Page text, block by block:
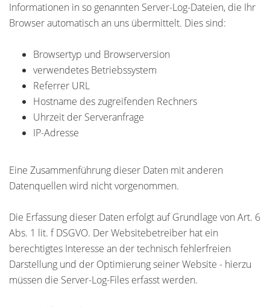
Informationen in so genannten Server-Log-Dateien, die Ihr
Browser automatisch an uns übermittelt. Dies sind:
Browsertyp und Browserversion
verwendetes Betriebssystem
Referrer URL
Hostname des zugreifenden Rechners
Uhrzeit der Serveranfrage
IP-Adresse
Eine Zusammenführung dieser Daten mit anderen
Datenquellen wird nicht vorgenommen.
Die Erfassung dieser Daten erfolgt auf Grundlage von Art. 6
Abs. 1 lit. f DSGVO. Der Websitebetreiber hat ein
berechtigtes Interesse an der technisch fehlerfreien
Darstellung und der Optimierung seiner Website - hierzu
müssen die Server-Log-Files erfasst werden.